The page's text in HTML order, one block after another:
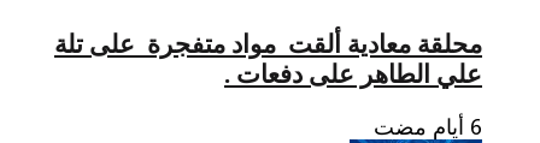
محلقة معادية ألقت مواد متفجرة على تلة
علي الطاهر على دفعات .